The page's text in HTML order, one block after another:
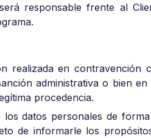
responsable frente al
realizada en contravención
administrativa o bien en
procedencia.
datos personales de
de informarle los